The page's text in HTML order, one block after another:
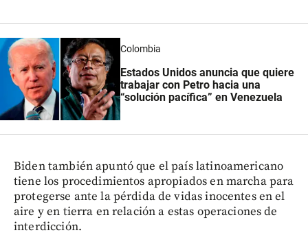
Colombia
Estados Unidos anuncia que quiere
trabajar con Petro hacia una
“solución pacífica” en Venezuela
Biden también apuntó que el país latinoamericano
tiene los procedimientos apropiados en marcha para
protegerse ante la pérdida de vidas inocentes en el
aire y en tierra en relación a estas operaciones de
interdicción.